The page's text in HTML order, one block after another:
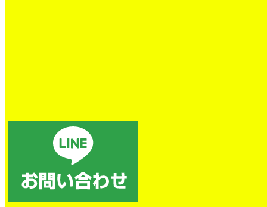
お客様の声はこちらから